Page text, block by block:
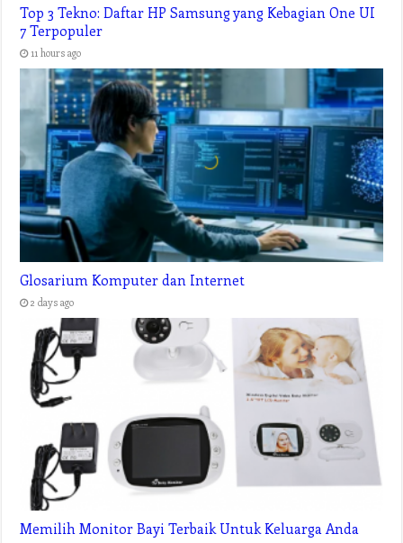
Top 3 Tekno: Daftar HP Samsung yang Kebagian One UI
7 Terpopuler
11 hours ago
Glosarium Komputer dan Internet
2 days ago
Memilih Monitor Bayi Terbaik Untuk Keluarga Anda